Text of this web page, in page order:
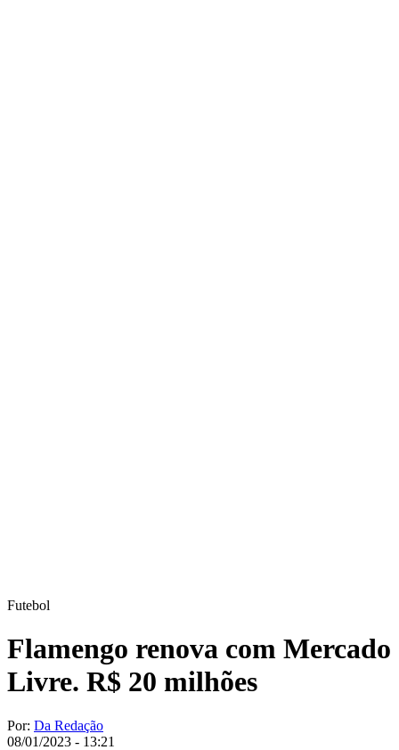
Futebol
Flamengo renova com Mercado
Livre. R$ 20 milhões
Por: Da Redação
08/01/2023 - 13:21